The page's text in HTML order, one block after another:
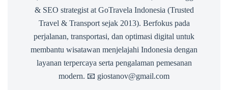
& SEO strategist at GoTravela Indonesia (Trusted
Travel & Transport sejak 2013). Berfokus pada
perjalanan, transportasi, dan optimasi digital untuk
membantu wisatawan menjelajahi Indonesia dengan
layanan terpercaya serta pengalaman pemesanan
modern. 📧 giostanov@gmail.com